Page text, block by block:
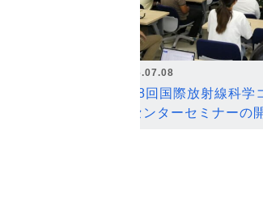
2026.07.08
第18回国際放射線科学
ンセンターセミナーの